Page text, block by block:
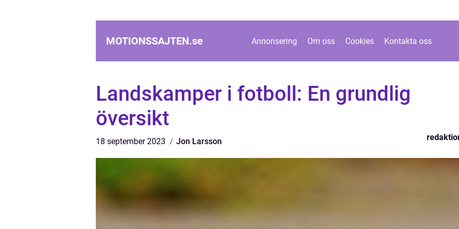
MOTIONSSAJTEN.se Annonsering Om oss Cookies Kontakta oss
Landskamper i fotboll: En grundlig
översikt
18 september 2023 Jon Larsson